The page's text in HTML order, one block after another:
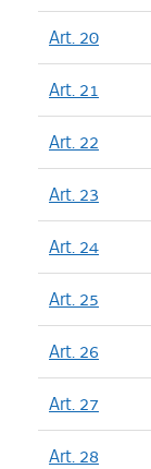
Art. 20
Art. 21
Art. 22
Art. 23
Art. 24
Art. 25
Art. 26
Art. 27
Art. 28